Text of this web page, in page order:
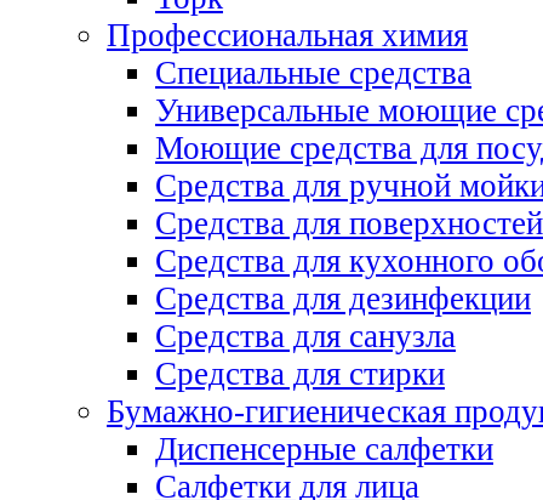
Профессиональная химия
Специальные средства
Универсальные моющие
Моющие средства для
Средства для ручной
Средства для поверхностей
Средства для кухонного
Средства для дезинфекции
Средства для санузла
Средства для стирки
Бумажно-гигиеническая
Диспенсерные салфетки
Салфетки для лица